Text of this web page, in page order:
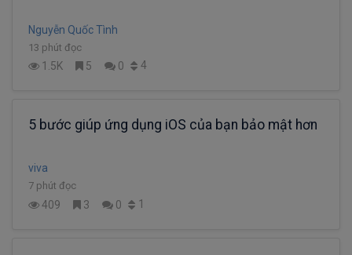
Nguyễn Quốc Tình
13 phút đọc
1.5K 5 0 4
5 bước giúp ứng dụng iOS của bạn bảo mật hơn
viva
7 phút đọc
409 3 0 1